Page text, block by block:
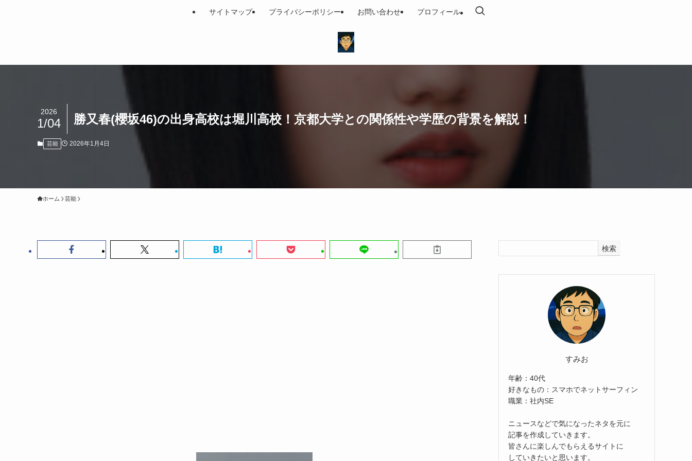
サイトマップ プライバシーポリシー お問い合わせ プロフィール
勝又春(櫻坂46)の出身高校は堀川高校！京都大学との関係性や学歴の背景を解説！
2026
1/04
芸能 2026年1月4日
ホーム 芸能
検索
すみお
年齢：40代
好きなもの：スマホでネットサーフィン
職業：社内SE
ニュースなどで気になったネタを元に
記事を作成していきます。
皆さんに楽しんでもらえるサイトに
していきたいと思います。